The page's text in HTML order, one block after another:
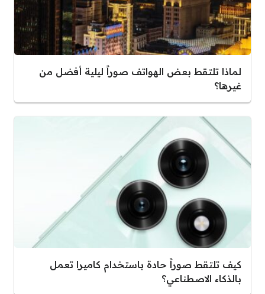
لماذا تلتقط بعض الهواتف صوراً ليلية أفضل من
غيرها؟
كيف تلتقط صوراً حادة باستخدام كاميرا تعمل
بالذكاء الاصطناعي؟